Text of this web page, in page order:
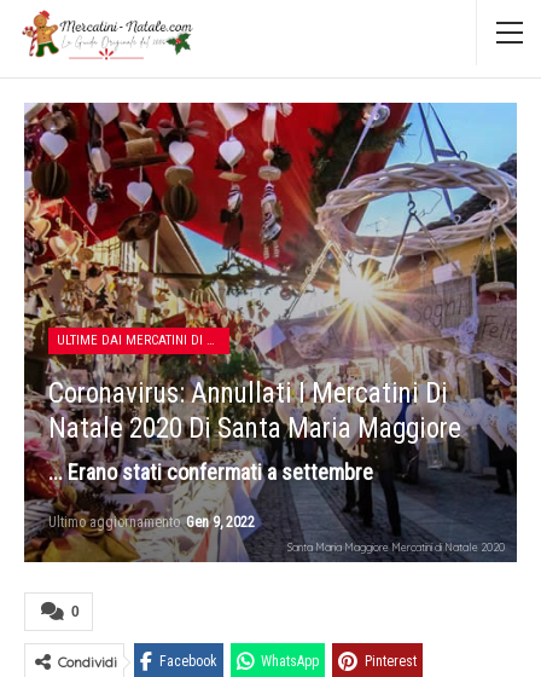
ULTIME DAI MERCATINI DI NATALE
Coronavirus: Annullati I Mercatini Di
Natale 2020 Di Santa Maria Maggiore
... Erano stati confermati a settembre
Ultimo aggiornamentoGen 9, 2022
Santa Maria Maggiore Mercatini di Natale 2020
0
Condividi Facebook WhatsApp Pinterest